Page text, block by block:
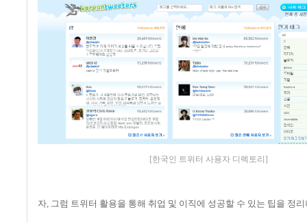
[한국인 트위터 사용자 디렉토리]
자 그럼 트위터 활용을 통해 취업 및 이직에 성공할 수 있는 팁을 정